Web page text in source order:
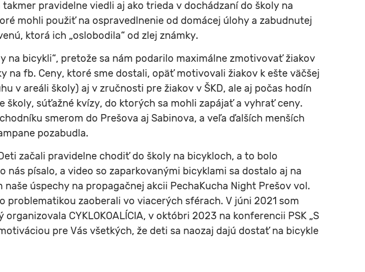
pravidelne viedli aj ako trieda v dochádzaní do školy na
mohli použiť na ospravedlnenie od domácej úlohy a zabudnutej
ktorá ich „oslobodila“ od zlej známky.
na bicykli“, pretože sa nám podarilo maximálne zmotivovať žiakov
na fb. Ceny, ktoré sme dostali, opäť motivovali žiakov k ešte väčšej
v areáli školy) aj v zručnosti pre žiakov v ŠKD, ale aj počas hodín
súťažné kvízy, do ktorých sa mohli zapájať a vyhrať ceny.
smerom do Prešova aj Sabinova, a veľa ďalších menších
pozabudla.
začali pravidelne chodiť do školy na bicykloch, a to bolo
nás písalo, a video so zaparkovanými bicyklami sa dostalo aj na
úspechy na propagačnej akcii PechaKucha Night Prešov vol.
problematikou zaoberali vo viacerých sférach. V júni 2021 som
CYKLOKOALÍCIA, v októbri 2023 na konferencii PSK „S
pre Vás všetkých, že deti sa naozaj dajú dostať na bicykle